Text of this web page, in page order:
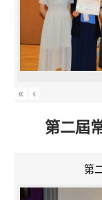
« ‹
第二屆
第